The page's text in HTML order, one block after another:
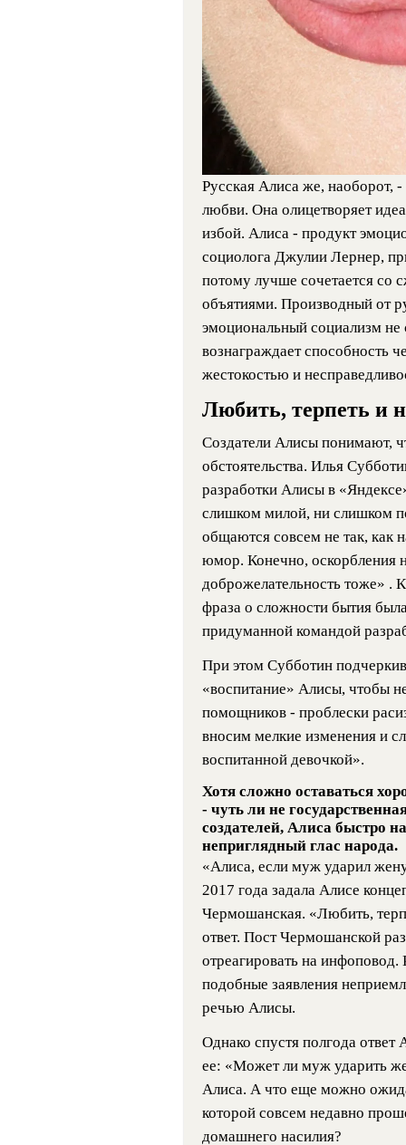
Русская Алиса же, наоборот,
любви. Она олицетворяет
избой. Алиса - продукт
социолога Джулии Лернер,
потому лучше сочетается со
объятиями. Производный от
эмоциональный социализм не
вознаграждает способность
жестокостью и
Любить, терпеть и
Создатели Алисы понимают,
обстоятельства. Илья
разработки Алисы в
слишком милой, ни слишком
общаются совсем не так, как
юмор. Конечно, оскорбления
доброжелательность тоже» .
фраза о сложности бытия
придуманной командой
При этом Субботин
«воспитание» Алисы, чтобы
помощников - проблески
вносим мелкие изменения и
воспитанной девочкой».
Хотя сложно оставаться
- чуть ли не
создателей, Алиса быстро
неприглядный глас народа.
«Алиса, если муж ударил
2017 года задала Алисе
Чермошанская. «Любить,
ответ. Пост Чермошанской
отреагировать на инфоповод.
подобные заявления
речью Алисы.
Однако спустя полгода
ее: «Может ли муж ударить
Алиса. А что еще можно
которой совсем недавно
домашнего насилия?